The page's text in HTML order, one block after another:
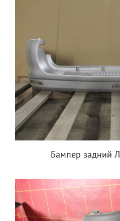
Бампер задний